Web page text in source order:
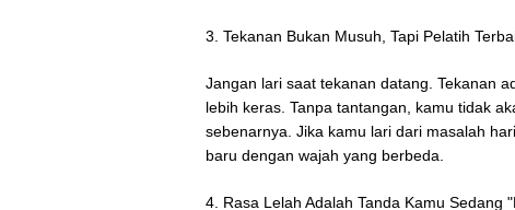
3. Tekanan Bukan Musuh, Tapi Pelatih
Jangan lari saat tekanan datang. Tekanan
lebih keras. Tanpa tantangan, kamu tidak
sebenarnya. Jika kamu lari dari masalah
baru dengan wajah yang berbeda.
4. Rasa Lelah Adalah Tanda Kamu Sedang